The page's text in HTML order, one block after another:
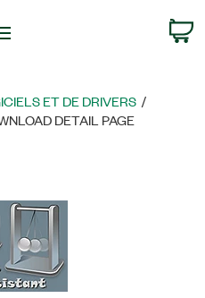
ET DE DRIVERS
DETAIL PAGE